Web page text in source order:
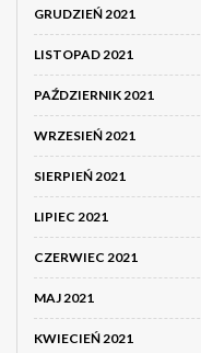
GRUDZIEŃ 2021
LISTOPAD 2021
PAŹDZIERNIK 2021
WRZESIEŃ 2021
SIERPIEŃ 2021
LIPIEC 2021
CZERWIEC 2021
MAJ 2021
KWIECIEŃ 2021